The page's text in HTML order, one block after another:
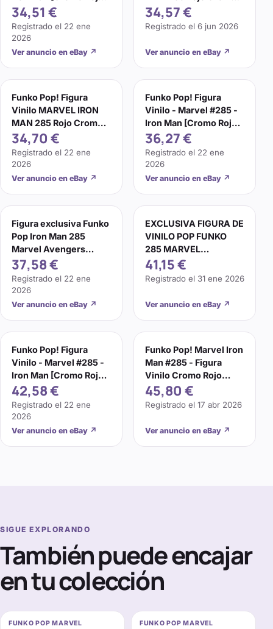
- Exclusivo Objetivo
34,51 €
Registrado el 22 ene
2026
Ver anuncio en eBay ↗
Objetivo Abovedado
POP NUEVA EN CAJA
34,57 €
Registrado el 6 jun 2026
Ver anuncio en eBay ↗
Funko Pop! Figura
Vinilo MARVEL IRON
MAN 285 Rojo Cromo
Objetivo Abovedado
POP NUEVA EN CAJA
34,70 €
Registrado el 22 ene
2026
Ver anuncio en eBay ↗
Funko Pop! Figura
Vinilo - Marvel #285 -
Iron Man [Cromo Rojo]
- Exclusivo Objetivo
36,27 €
Registrado el 22 ene
2026
Ver anuncio en eBay ↗
Figura exclusiva Funko
Pop Iron Man 285
Marvel Avengers
Infinity War Red Target
37,58 €
Registrado el 22 ene
2026
Ver anuncio en eBay ↗
EXCLUSIVA FIGURA DE
VINILO POP FUNKO
285 MARVEL
AVENGERS ROJO
CROMO IRON MAN
41,15 €
Registrado el 31 ene 2026
Ver anuncio en eBay ↗
Funko Pop! Figura
Vinilo - Marvel #285 -
Iron Man [Cromo Rojo]
- Exclusivo Objetivo
42,58 €
Registrado el 22 ene
2026
Ver anuncio en eBay ↗
Funko Pop! Marvel Iron
Man #285 - Figura
Vinilo Cromo Rojo
Exclusivo de Target
45,80 €
Registrado el 17 abr 2026
Ver anuncio en eBay ↗
SIGUE EXPLORANDO
También puede encajar
en tu colección
FUNKO POP MARVEL FUNKO POP MARVEL